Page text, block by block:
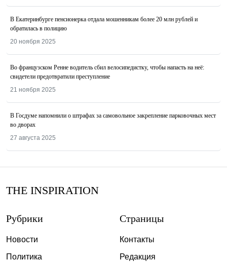
В Екатеринбурге пенсионерка отдала мошенникам более 20 млн рублей и
обратилась в полицию
20 ноября 2025
Во французском Ренне водитель сбил велосипедистку, чтобы напасть на неё:
свидетели предотвратили преступление
21 ноября 2025
В Госдуме напомнили о штрафах за самовольное закрепление парковочных мест
во дворах
27 августа 2025
THE INSPIRATION
Рубрики
Новости
Политика
Страницы
Контакты
Редакция